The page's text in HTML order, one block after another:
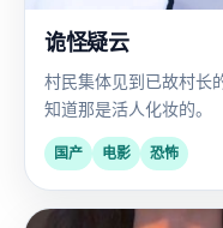
诡怪疑云
村民集体见到已故村长
知道那是活人化妆的。
国产 电影
恐怖
2023
国